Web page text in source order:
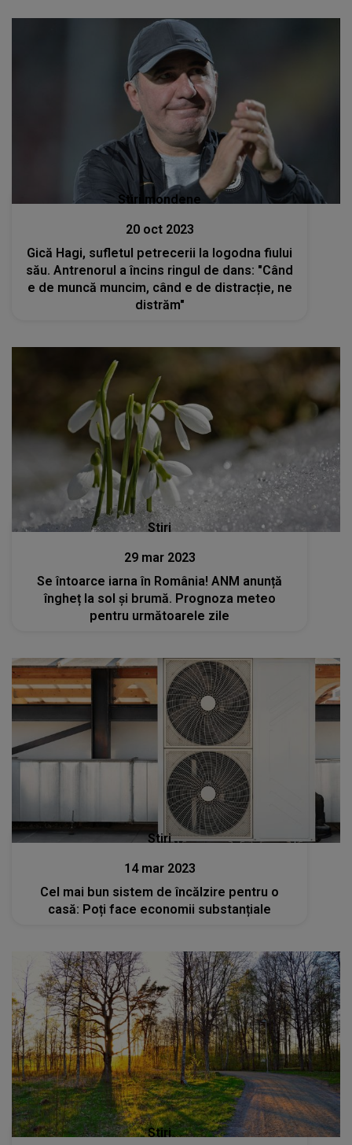
Stiri mondene
20 oct 2023
Gică Hagi, sufletul petrecerii la logodna fiului
său. Antrenorul a încins ringul de dans: "Când
e de muncă muncim, când e de distracție, ne
distrăm"
Stiri
29 mar 2023
Se întoarce iarna în România! ANM anunță
îngheț la sol și brumă. Prognoza meteo
pentru următoarele zile
Stiri
14 mar 2023
Cel mai bun sistem de încălzire pentru o
casă: Poți face economii substanțiale
Stiri